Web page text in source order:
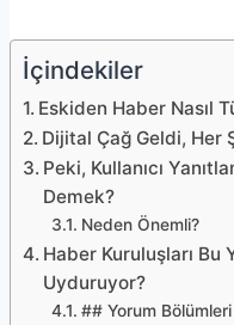
İçindekiler
Eskiden Haber Nasıl
Dijital Çağ Geldi, Her
Peki, Kullanıcı
Demek?
Neden Önemli?
Haber Kuruluşları Bu
Uyduruyor?
## Yorum